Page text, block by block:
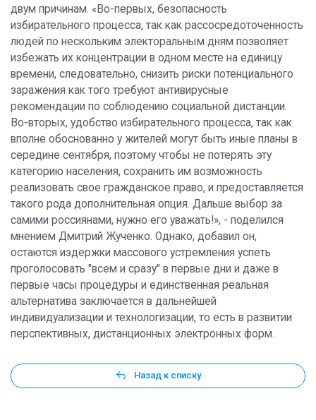
двум причинам. «Во-первых, безопасность
избирательного процесса, так как рассосредоточенность
людей по нескольким электоральным дням позволяет
избежать их концентрации в одном месте на единицу
времени, следовательно, снизить риски потенциального
заражения как того требуют антивирусные
рекомендации по соблюдению социальной дистанции.
Во-вторых, удобство избирательного процесса, так как
вполне обоснованно у жителей могут быть иные планы в
середине сентября, поэтому чтобы не потерять эту
категорию населения, сохранить им возможность
реализовать свое гражданское право, и предоставляется
такого рода дополнительная опция. Дальше выбор за
самими россиянами, нужно его уважать!», - поделился
мнением Дмитрий Жученко. Однако, добавил он,
остаются издержки массового устремления успеть
проголосовать "всем и сразу" в первые дни и даже в
первые часы процедуры и единственная реальная
альтернатива заключается в дальнейшей
индивидуализации и технологизации, то есть в развитии
перспективных, дистанционных электронных форм.
Назад к списку